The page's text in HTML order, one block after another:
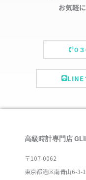
お気軽
０３
LINE
高級時計専門店
〒107-0062
東京都港区南青山6-3-